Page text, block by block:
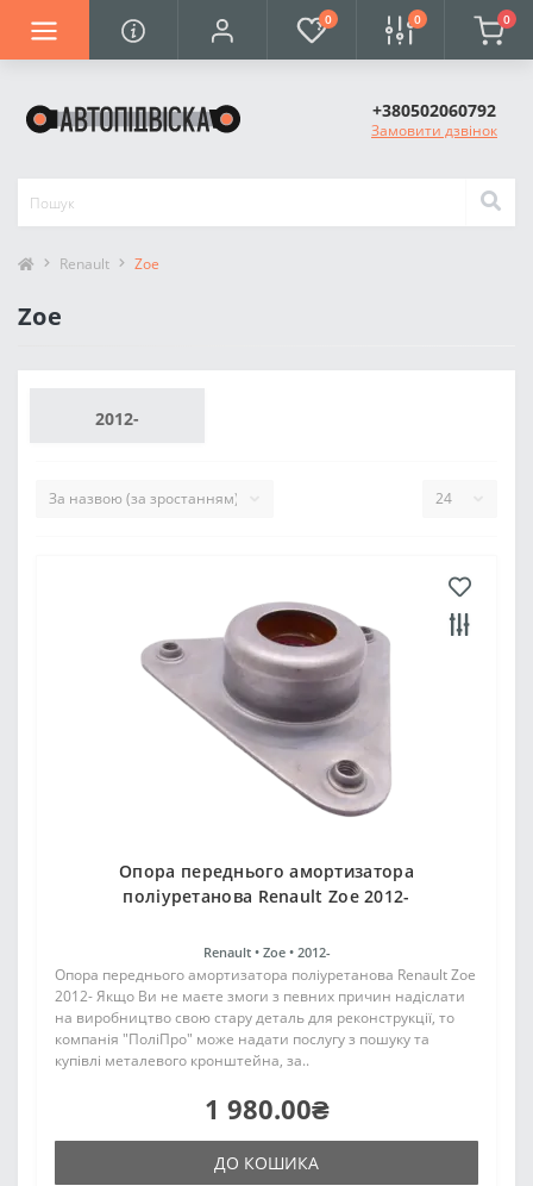
0 0 0
+380502060792
Замовити дзвінок
Renault Zoe
Zoe
2012-
Опора переднього амортизатора
поліуретанова Renault Zoe 2012-
Renault • Zoe • 2012-
Опора переднього амортизатора поліуретанова Renault Zoe
2012- Якщо Ви не маєте змоги з певних причин надіслати
на виробництво свою стару деталь для реконструкції, то
компанія "ПоліПро" може надати послугу з пошуку та
купівлі металевого кронштейна, за..
1 980.00₴
ДО КОШИКА